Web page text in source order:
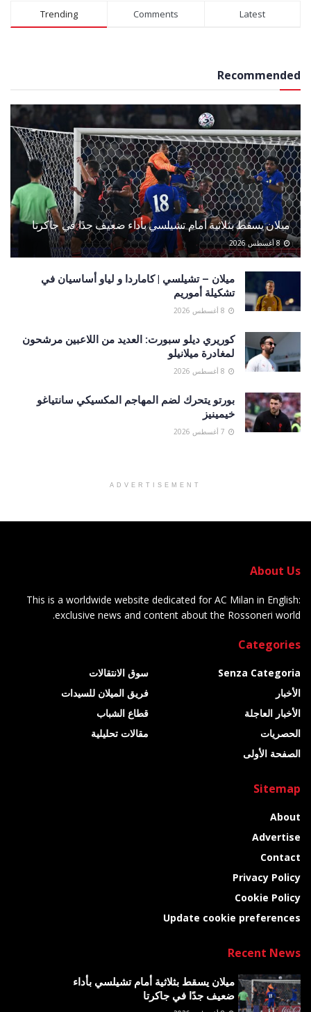
Alternative:
Trending Comments Latest
Recommended
ميلان يسقط بثلاثية أمام تشيلسي بأداء ضعيف جدًا في جاكرتا
ميلان – تشيلسي | كاماردا و لياو أساسيان في
تشكيلة أموريم
كوريري ديلو سبورت: العديد من اللاعبين مرشحون
لمغادرة ميلانيلو
بورتو يتحرك لضم المهاجم المكسيكي سانتياغو
خيمينيز
ADVERTISEMENT
About Us
This is a worldwide website dedicated for AC Milan in English:
exclusive news and content about the Rossoneri world.
Categories
Senza Categoria
الأخبار
الأخبار العاجلة
الحصريات
الصفحة الأولى
سوق الانتقالات
فريق الميلان للسيدات
قطاع الشباب
مقالات تحليلية
Sitemap
About
Advertise
Contact
Privacy Policy
Cookie Policy
Update cookie preferences
Recent News
ميلان يسقط بثلاثية أمام تشيلسي بأداء
ضعيف جدًا في جاكرتا